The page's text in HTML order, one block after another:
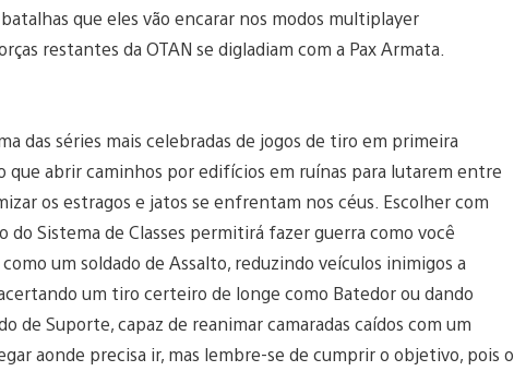
que eles vão encarar nos modos multiplayer
restantes da OTAN se digladiam com a Pax Armata.
das séries mais celebradas de jogos de tiro em primeira
que abrir caminhos por edifícios em ruínas para lutarem entre
os estragos e jatos se enfrentam nos céus. Escolher com
Sistema de Classes permitirá fazer guerra como você
um soldado de Assalto, reduzindo veículos inimigos a
um tiro certeiro de longe como Batedor ou dando
de Suporte, capaz de reanimar camaradas caídos com um
aonde precisa ir, mas lembre-se de cumprir o objetivo, pois o